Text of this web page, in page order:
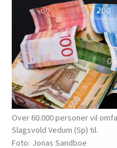
Over 60.000 personer vil
Slagsvold Vedum (Sp) til.
Jonas Sandboe